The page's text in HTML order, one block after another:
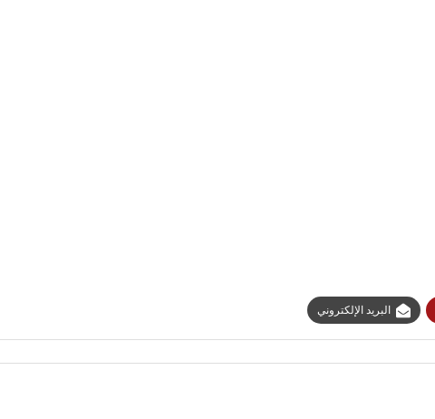
البريد الإلكتروني